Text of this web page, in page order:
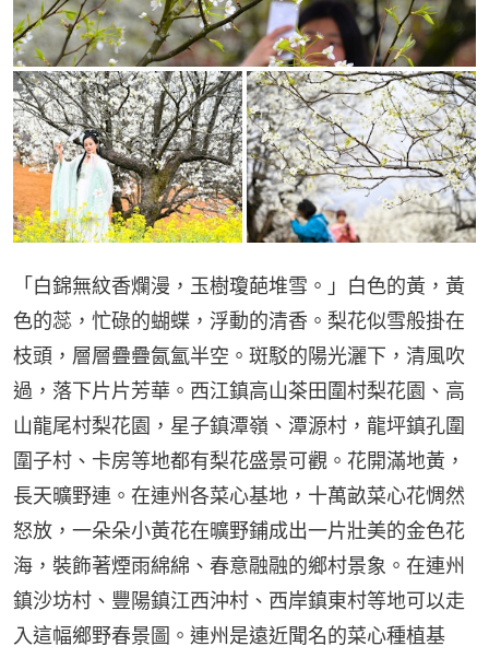
「白錦無紋香爛漫，玉樹瓊葩堆雪。」白色的黃，黃
色的蕊，忙碌的蝴蝶，浮動的清香。梨花似雪般掛在
枝頭，層層疊疊氤氳半空。斑駁的陽光灑下，清風吹
過，落下片片芳華。西江鎮高山茶田圍村梨花園、高
山龍尾村梨花園，星子鎮潭嶺、潭源村，龍坪鎮孔圍
圍子村、卡房等地都有梨花盛景可觀。花開滿地黃，
長天曠野連。在連州各菜心基地，十萬畝菜心花惆然
怒放，一朵朵小黃花在曠野鋪成出一片壯美的金色花
海，裝飾著煙雨綿綿、春意融融的鄉村景象。在連州
鎮沙坊村、豐陽鎮江西沖村、西岸鎮東村等地可以走
入這幅鄉野春景圖。連州是遠近聞名的菜心種植基